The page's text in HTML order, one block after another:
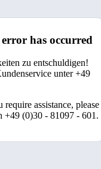
has occurred
zu entschuldigen!
unter +49
assistance, please
+49 (0)30 - 81097 - 601.